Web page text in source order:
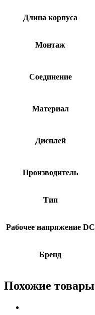
Длина корпуса
Монтаж
Соединение
Материал
Дисплей
Производитель
Тип
Рабочее напряжение DC
Бренд
Похожие товары